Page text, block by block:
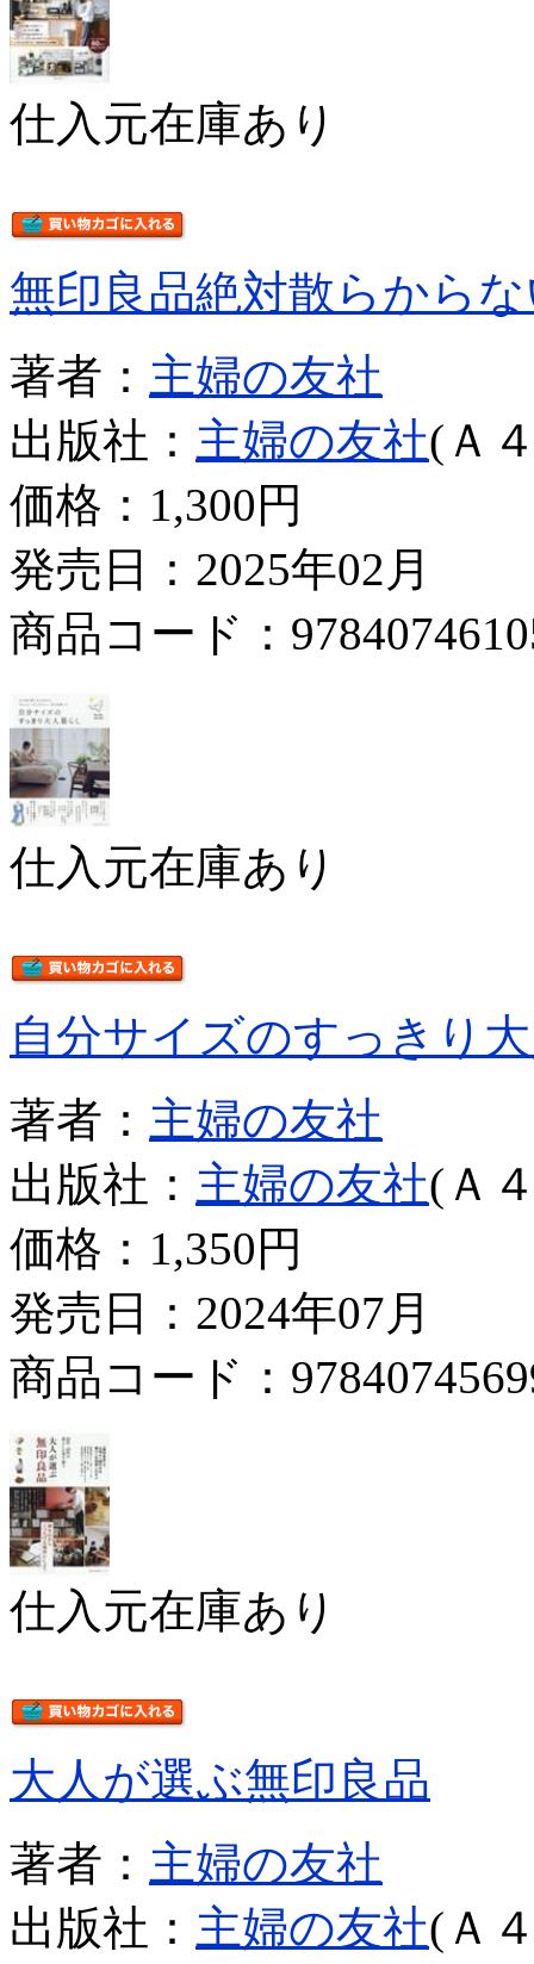
仕入元在庫あり
無印良品絶対散らから
著者： 主婦の友社
出版社： 主婦の友社(Ａ
価格： 1,300円
発売日：2025年02月
商品コード：
仕入元在庫あり
自分サイズのすっきり
著者： 主婦の友社
出版社： 主婦の友社(Ａ
価格： 1,350円
発売日：2024年07月
商品コード：
仕入元在庫あり
大人が選ぶ無印良品
著者： 主婦の友社
出版社： 主婦の友社(Ａ